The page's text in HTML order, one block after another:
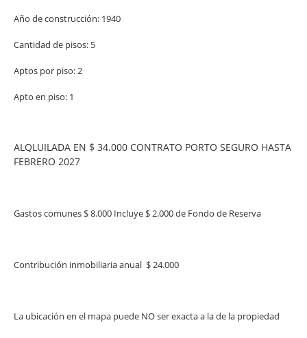
Año de construcción: 1940
Cantidad de pisos: 5
Aptos por piso: 2
Apto en piso: 1
ALQLUILADA EN $ 34.000 CONTRATO PORTO SEGURO HASTA
FEBRERO 2027
Gastos comunes $ 8.000 Incluye $ 2.000 de Fondo de Reserva
Contribución inmobiliaria anual $ 24.000
La ubicación en el mapa puede NO ser exacta a la de la propiedad